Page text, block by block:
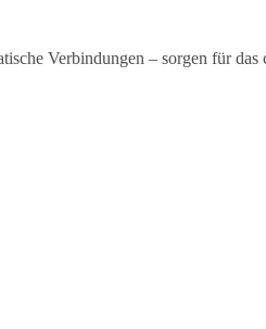
Verbindungen – sorgen für